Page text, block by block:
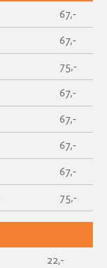
67,-
67,-
75,-
67,-
67,-
67,-
67,-
75,-
22,-